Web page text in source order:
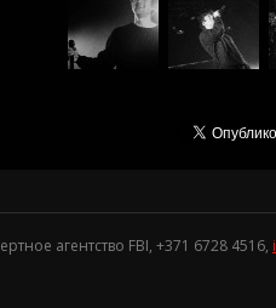
агентство FBI, +371 6728 4516,